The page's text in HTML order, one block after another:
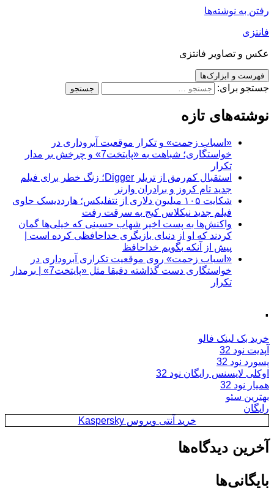
رفتن به نوشته‌ها
فانتزی
عکس و تصاویر فانتزی
فهرست و ابزارک‌ها
جستجو برای:
نوشته‌های تازه
«اسباب زحمت» و تکرار موقعیت آبروداری در
خواستگاری؛ شباهت به «پایتخت7» و چرخش بر مدار
تکرار
استقبال کم‌رمق از تریلر Digger؛ زنگ خطر برای فیلم
جدید تام کروز و برادران وارنر
شکایت ۱۰۵ میلیون دلاری از نتفلیکس؛ هارددیسک حاوی
فیلم جدید نیکلاس کیج به سرقت رفت
واکنش‌ها به پست اخیر شهاب حسینی که خیلی‌ها گمان
کردند که او از دنیای بازیگری خداحافظی کرده است |
پیش از آنکه بگویم خداحافظ
«اسباب زحمت» روی موقعیت تکراری آبروداری در
خواستگاری دست گذاشته دقیقا مثل «پایتخت7» | برمدار
تکرار
.
خرید بک لینک فالو
آپدیت نود 32
پسورد نود 32
اوکلی لایسنس رایگان نود 32
همیار نود 32
بهترین سئو
رایگان
خرید آنتی ویروس Kaspersky
آخرین دیدگاه‌ها
بایگانی‌ها